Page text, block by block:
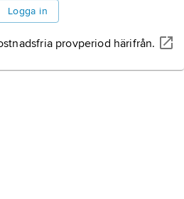
Logga in
provperiod härifrån.